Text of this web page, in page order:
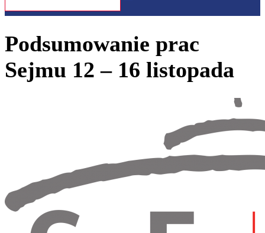
Podsumowanie prac
Sejmu 12 – 16 listopada